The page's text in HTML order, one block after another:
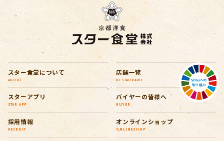
スター食堂について
ABOUT
店舗一覧
RESTAURANT
スターアプリ
STAR APP
バイヤーの皆様へ
BUYER
採用情報
RECRUIT
オンラインショップ
ONLINESHOP